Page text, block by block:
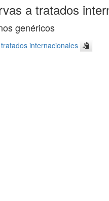
a tratados
genéricos
tratados internacionales